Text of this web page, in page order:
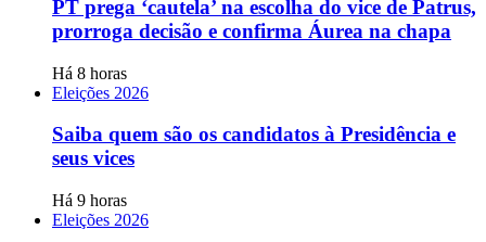
PT prega ‘cautela’ na escolha do vice de Patrus,
prorroga decisão e confirma Áurea na chapa
Há 8 horas
Eleições 2026
Saiba quem são os candidatos à Presidência e
seus vices
Há 9 horas
Eleições 2026